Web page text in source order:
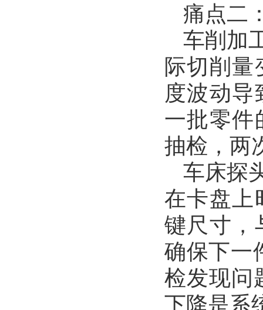
痛点二
车削加
际切削量
度波动
一批零件
抽检，两
车床探
在卡盘上
键尺寸，
确保下一
检发现问
下降是系